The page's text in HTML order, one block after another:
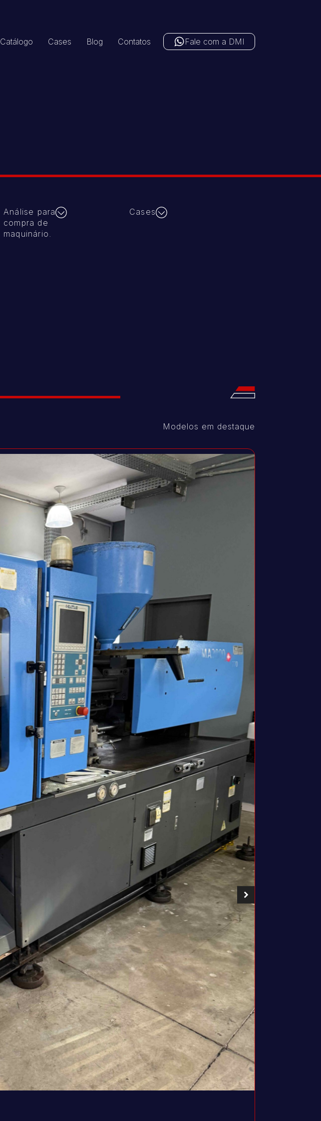
Catálogo Cases Blog Contatos Fale com a DMI
Análise para
compra de
maquinário.
Cases
Modelos em destaque